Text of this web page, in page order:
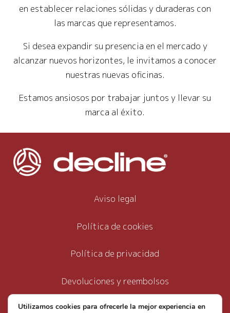
en establecer relaciones sólidas y duraderas con
las marcas que representamos.
Si desea expandir su presencia en el mercado y
alcanzar nuevos horizontes, le invitamos a conocer
nuestras nuevas oficinas.
Estamos ansiosos por trabajar juntos y llevar su
marca al éxito.
Aviso legal
Política de cookies
Política de privacidad
Devoluciones y reembolsos
Utilizamos cookies para ofrecerle la mejor experiencia en